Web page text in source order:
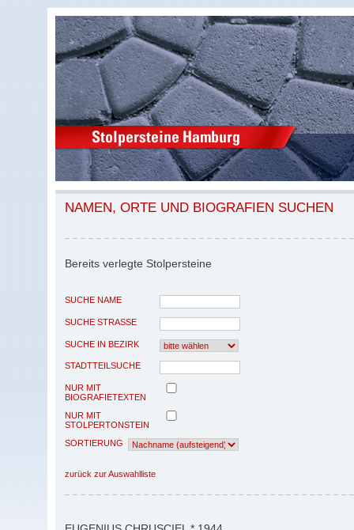
NAMEN, ORTE UND BIOGRAFIEN SUCHEN
Bereits verlegte Stolpersteine
SUCHE NAME
SUCHE STRASSE
SUCHE IN BEZIRK
STADTTEILSUCHE
NUR MIT
BIOGRAFIETEXTEN
NUR MIT
STOLPERTONSTEIN
SORTIERUNG
zurück zur Auswahlliste